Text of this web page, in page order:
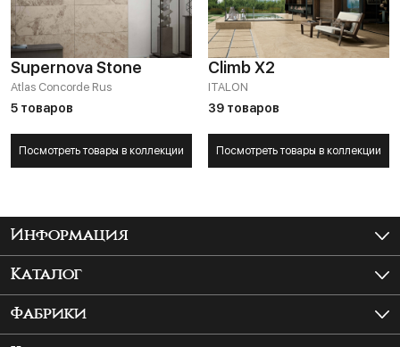
Supernova Stone
Atlas Concorde Rus
5 товаров
Посмотреть товары в коллекции
Climb X2
ITALON
39 товаров
Посмотреть товары в коллекции
Информация
Как купить?
Шоурум
Каталог
Керамогранит
Фабрики
ITALON